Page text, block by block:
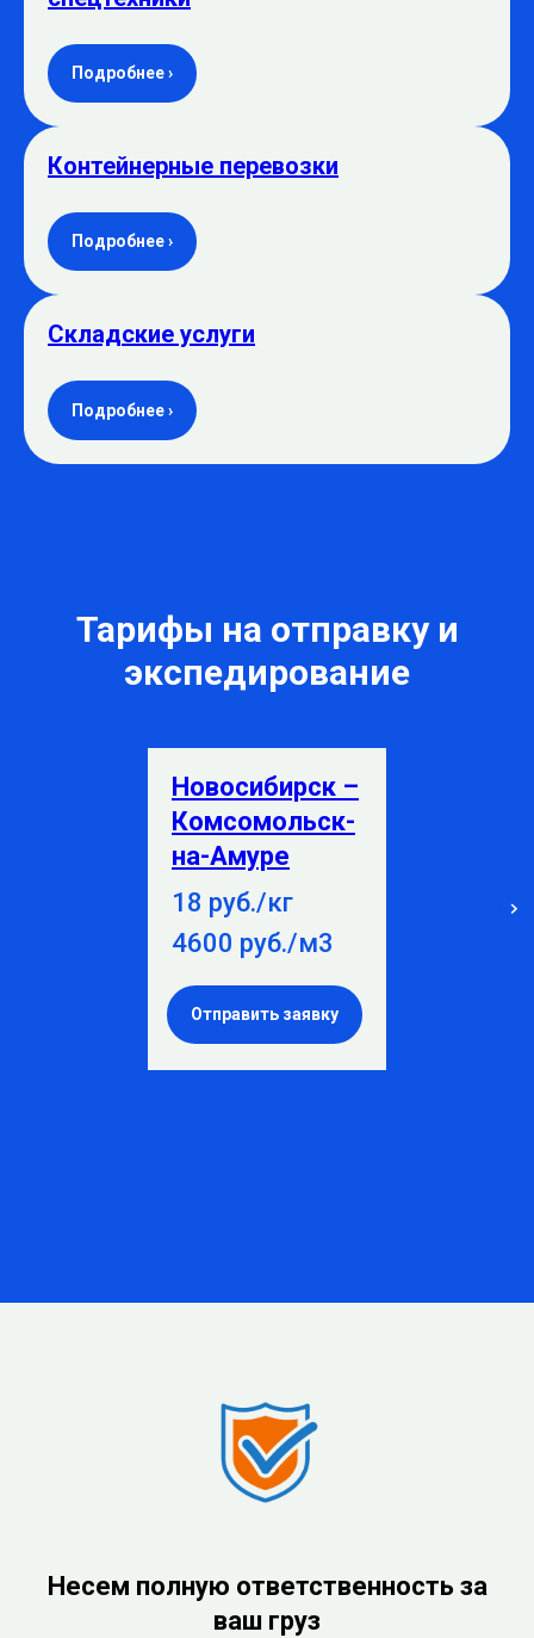
Подробнее ›
Контейнерные перевозки
Подробнее ›
Складские услуги
Подробнее ›
Тарифы на отправку и
экспедирование
Новосибирск –
Комсомольск-
на-Амуре
18 руб./кг
4600 руб./м3
Отправить заявку
Несем полную ответственность за
ваш груз